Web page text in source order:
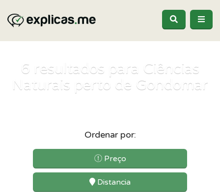
6 resultados para Ciências
Naturais perto de Gondomar
Ordenar por:
Preço
Distancia